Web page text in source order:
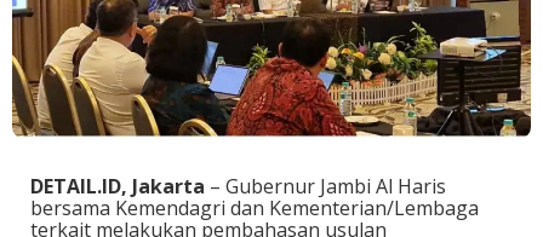
DETAIL.ID, Jakarta – Gubernur Jambi Al Haris
bersama Kemendagri dan Kementerian/Lembaga
terkait melakukan pembahasan usulan